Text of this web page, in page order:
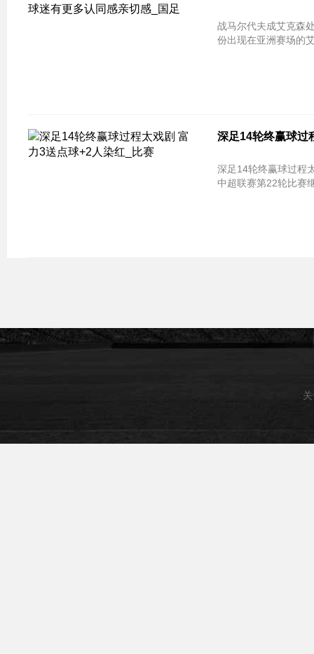
战马尔代夫成艾克森
份出现在亚洲赛场的
深足14轮终赢球过
深足14轮终赢球过程太戏剧 富力3
中超联赛第22轮比赛